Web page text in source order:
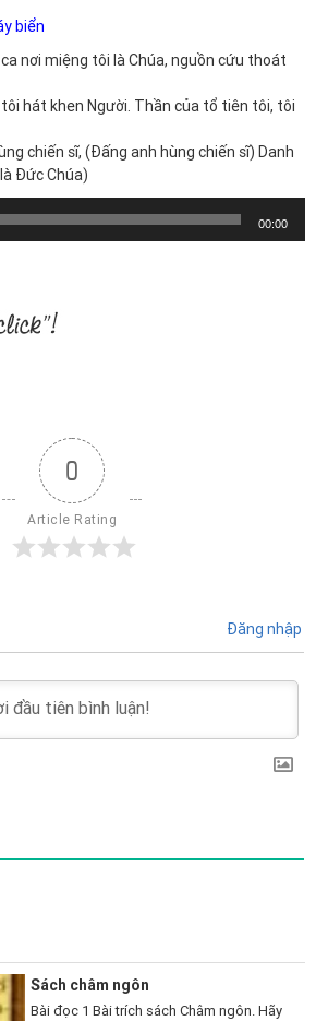
biển
nơi miệng tôi là Chúa, nguồn cứu thoát
hát khen Người. Thần của tổ tiên tôi, tôi
chiến sĩ, (Đấng anh hùng chiến sĩ) Danh
Đức Chúa)
00:00
0
Article Rating
Đăng nhập
Sách châm ngôn
Bài đọc 1 Bài trích sách Châm ngôn. Hãy